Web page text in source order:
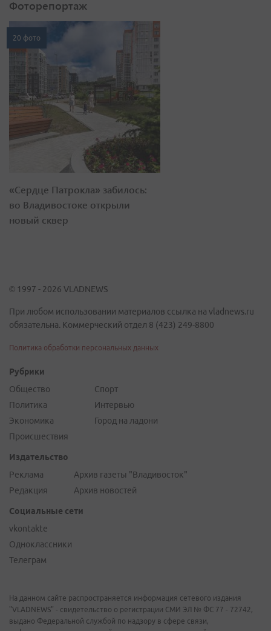
Фоторепортаж
20 фото
«Сердце Патрокла» забилось:
во Владивостоке открыли
новый сквер
© 1997 - 2026 VLADNEWS
При любом использовании материалов ссылка на vladnews.ru
обязательна. Коммерческий отдел 8 (423) 249-8800
Политика обработки персональных данных
Рубрики
Общество
Политика
Экономика
Происшествия
Спорт
Интервью
Город на ладони
Издательство
Реклама
Редакция
Архив газеты "Владивосток"
Архив новостей
Социальные сети
vkontakte
Одноклассники
Телеграм
На данном сайте распространяется информация сетевого издания
"VLADNEWS" - свидетельство о регистрации СМИ ЭЛ № ФС 77 - 72742,
выдано Федеральной службой по надзору в сфере связи,